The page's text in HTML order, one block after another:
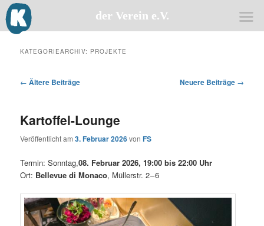
Zum
primären
Zum
sekundären
KATEGORIEARCHIV: PROJEKTE
Beitragsnavigation
← Ältere Beiträge Neuere Beiträge →
Kartoffel-Lounge
Veröffentlicht am3. Februar 2026vonFS
Ter­min: Sonn­tag,08. Febru­ar 2026, 19:00 bis 22:00 Uhr
Ort: Bel­le­vue di Mona­co, Mül­lerstr. 2 – 6
der Verein e.V.